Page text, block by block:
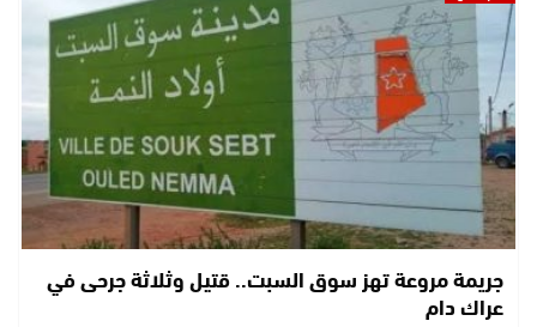
جريمة مروعة تهز سوق السبت.. قتيل وثلاثة جرحى في
عراك دام